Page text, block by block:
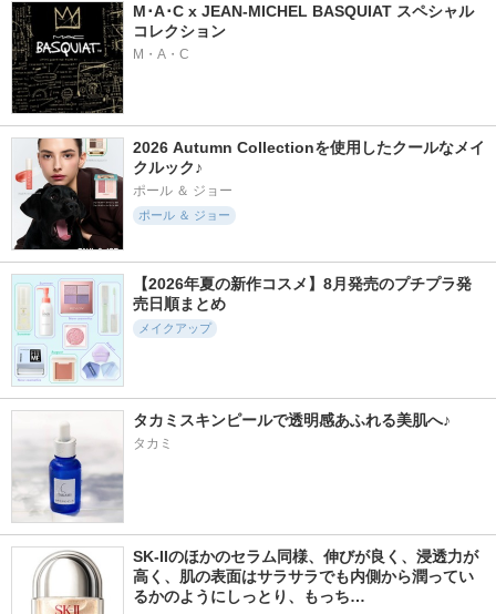
M･A･C x JEAN-MICHEL BASQUIAT スペシャル
コレクション
M・A・C
2026 Autumn Collectionを使用したクールなメイ
クルック♪
ポール ＆ ジョー
ポール ＆ ジョー
【2026年夏の新作コスメ】8月発売のプチプラ発
売日順まとめ
メイクアップ
タカミスキンピールで透明感あふれる美肌へ♪
タカミ
SK-IIのほかのセラム同様、伸びが良く、浸透力が
高く、肌の表面はサラサラでも内側から潤ってい
るかのようにしっとり、もっち…